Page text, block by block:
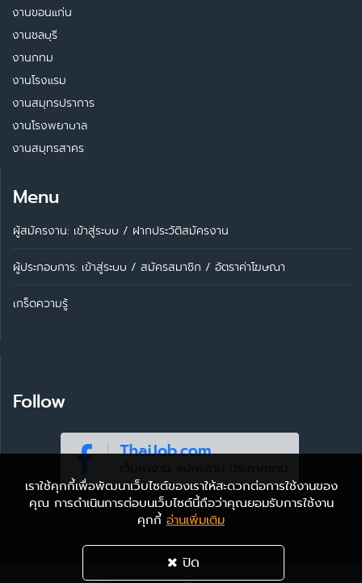
งานขอนแก่น
งานชลบุรี
งานกทม
งานโรงแรม
งานสมุทรปราการ
งานโรงพยาบาล
งานสมุทรสาคร
Menu
ผู้สมัครงาน: เข้าสู่ระบบ / ฝากประวัติสมัครงาน
ผู้ประกอบการ: เข้าสู่ระบบ / สมัครสมาชิก / อัตราค่าโฆษณา
เกร็ดความรู้
Follow
เราใช้คุกกี้เพื่อพัฒนาเว็บไซต์ของเราให้สะดวกต่อการใช้งานของ
คุณ การดำเนินการต่อบนเว็บไซต์นี้ถือว่าคุณยอมรับการใช้งาน
คุกกี้ อ่านเพิ่มเติม
ปิด